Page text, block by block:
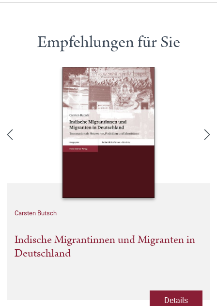
Empfehlungen für Sie
Carsten Butsch
Indische Migrantinnen und Migranten in
Deutschland
Details